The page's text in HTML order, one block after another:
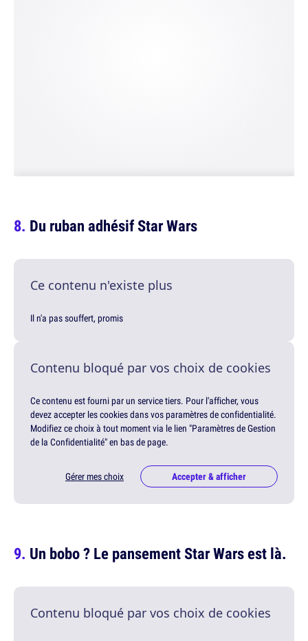
Du ruban adhésif Star Wars
Ce contenu n'existe plus
Il n'a pas souffert, promis
Contenu bloqué par vos choix de cookies
Ce contenu est fourni par un service tiers. Pour l'afficher, vous
devez accepter les cookies dans vos paramètres de confidentialité.
Modifiez ce choix à tout moment via le lien "Paramètres de Gestion
de la Confidentialité" en bas de page.
Gérer mes choix Accepter & afficher
Un bobo ? Le pansement Star Wars est là.
Contenu bloqué par vos choix de cookies